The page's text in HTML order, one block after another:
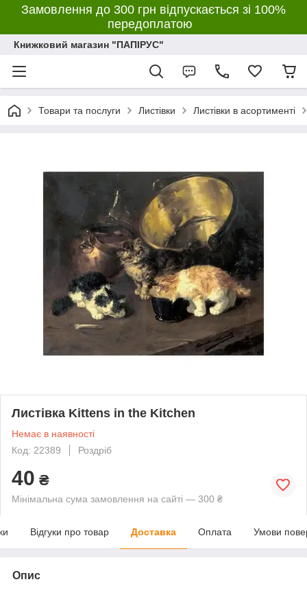
Замовлення до 300 грн відпускається зі 100%
передоплатою
Книжковий магазин "ПАПІРУС"
Товари та послуги Листівки Листівки в асортименті
Листівка Kittens in the Kitchen
Немає в наявності
Код: 22389
Роздріб
40 ₴
Мінімальна сума замовлення на сайті — 300 ₴
Відгуки про товар Доставка Оплата Умови
Опис